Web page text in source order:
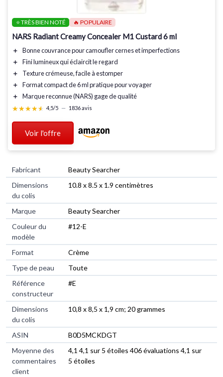
⭐ TRÈS BIEN NOTÉ 🔥 POPULAIRE
NARS Radiant Creamy Concealer M1 Custard 6 ml
＋ Bonne couvrancepour camoufler cernes et imperfections
＋
Fini lumineuxqui éclaircit le regard
＋
Texture crémeuse, facile à estomper
＋
Format compact de 6 ml pratique pour voyager
＋
Marque reconnue (NARS) gage de qualité
★★★★★
★★★★★ 4,5/5 — 1836 avis
Voir l'offre
Fabricant
‎Beauty Searcher
Dimensions
du colis
‎10.8 x 8.5 x 1.9 centimètres
Marque
‎Beauty Searcher
Couleur du
modèle
‎#12-E
Format
‎Crème
Type de peau
‎Toute
Référence
constructeur
‎#E
Dimensions
du colis
‎10,8 x 8,5 x 1,9 cm; 20 grammes
ASIN
‎B0D5MCKDGT
Moyenne des
commentaires
client
4,1 4,1 sur 5 étoiles 406 évaluations 4,1 sur
5 étoiles